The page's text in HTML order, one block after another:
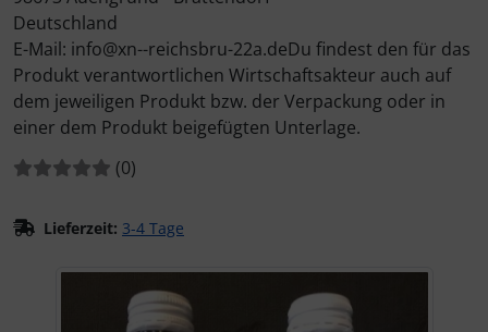
Deutschland
E-Mail: info@xn--reichsbru-22a.deDu findest den für das
Produkt verantwortlichen Wirtschaftsakteur auch auf
dem jeweiligen Produkt bzw. der Verpackung oder in
einer dem Produkt beigefügten Unterlage.
Bewertungen:
(0Bewertungen
)
Lieferzeit: 3-4 Tage
Wenn mehr als ein Produktbild existiert, können Sie die